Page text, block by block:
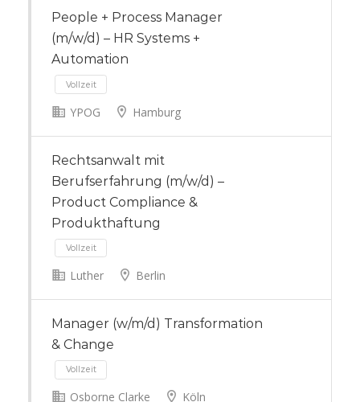
People + Process Manager
(m/w/d) – HR Systems +
Automation
Vollzeit
YPOG Hamburg
Rechtsanwalt mit
Berufserfahrung (m/w/d) –
Product Compliance &
Produkthaftung
Vollzeit
Luther Berlin
Manager (w/m/d) Transformation
& Change
Osborne Clarke Köln